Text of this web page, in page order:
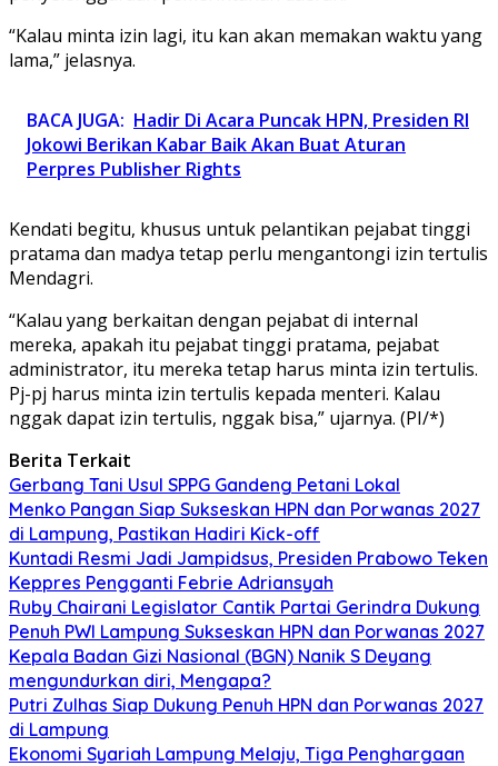
“Kalau minta izin lagi, itu kan akan memakan waktu yang
lama,” jelasnya.
BACA JUGA: Hadir Di Acara Puncak HPN, Presiden RI
Jokowi Berikan Kabar Baik Akan Buat Aturan
Perpres Publisher Rights
Kendati begitu, khusus untuk pelantikan pejabat tinggi
pratama dan madya tetap perlu mengantongi izin tertulis
Mendagri.
“Kalau yang berkaitan dengan pejabat di internal
mereka, apakah itu pejabat tinggi pratama, pejabat
administrator, itu mereka tetap harus minta izin tertulis.
Pj-pj harus minta izin tertulis kepada menteri. Kalau
nggak dapat izin tertulis, nggak bisa,” ujarnya. (PI/*)
Berita Terkait
Gerbang Tani Usul SPPG Gandeng Petani Lokal
Menko Pangan Siap Sukseskan HPN dan Porwanas 2027
di Lampung, Pastikan Hadiri Kick-off
Kuntadi Resmi Jadi Jampidsus, Presiden Prabowo Teken
Keppres Pengganti Febrie Adriansyah
Ruby Chairani Legislator Cantik Partai Gerindra Dukung
Penuh PWI Lampung Sukseskan HPN dan Porwanas 2027
Kepala Badan Gizi Nasional (BGN) Nanik S Deyang
mengundurkan diri, Mengapa?
Putri Zulhas Siap Dukung Penuh HPN dan Porwanas 2027
di Lampung
Ekonomi Syariah Lampung Melaju, Tiga Penghargaan